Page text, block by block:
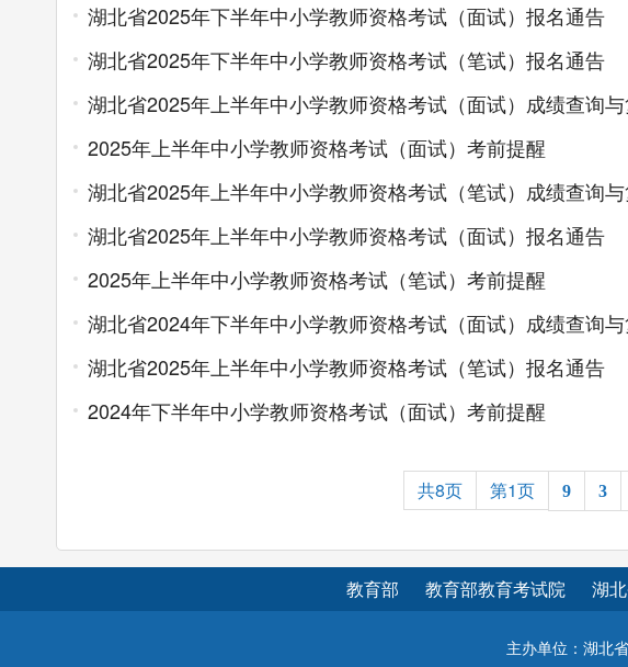
湖北省2025年下半年中小学教师资格考试（面试）报名通告
湖北省2025年下半年中小学教师资格考试（笔试）报名通告
湖北省2025年上半年中小学教师资格考试（面试）成绩查询
2025年上半年中小学教师资格考试（面试）考前提醒
湖北省2025年上半年中小学教师资格考试（笔试）成绩查询
湖北省2025年上半年中小学教师资格考试（面试）报名通告
2025年上半年中小学教师资格考试（笔试）考前提醒
湖北省2024年下半年中小学教师资格考试（面试）成绩查询
湖北省2025年上半年中小学教师资格考试（笔试）报名通告
2024年下半年中小学教师资格考试（面试）考前提醒
共8页 第1页 9 3
教育部 教育部教育考试院 湖
主办单位：湖北